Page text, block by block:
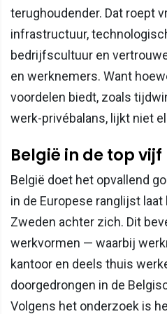
terughoudender. Dat roept
infrastructuur,
bedrijfscultuur en
en werknemers. Want
voordelen biedt, zoals
werk-privébalans, lijkt niet
België in de top vijf
België doet het opvallend
in de Europese ranglijst
Zweden achter zich. Dit
werkvormen — waarbij
kantoor en deels thuis
doorgedrongen in de
Volgens het onderzoek is